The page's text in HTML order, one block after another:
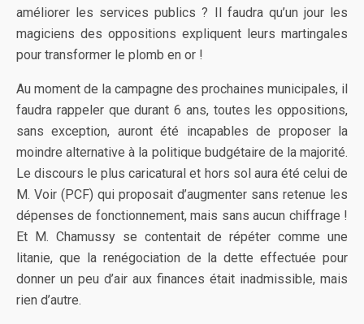
améliorer les services publics ? Il faudra qu’un jour les
magiciens des oppositions expliquent leurs martingales
pour transformer le plomb en or !
Au moment de la campagne des prochaines municipales, il
faudra rappeler que durant 6 ans, toutes les oppositions,
sans exception, auront été incapables de proposer la
moindre alternative à la politique budgétaire de la majorité.
Le discours le plus caricatural et hors sol aura été celui de
M. Voir (PCF) qui proposait d’augmenter sans retenue les
dépenses de fonctionnement, mais sans aucun chiffrage !
Et M. Chamussy se contentait de répéter comme une
litanie, que la renégociation de la dette effectuée pour
donner un peu d’air aux finances était inadmissible, mais
rien d’autre.